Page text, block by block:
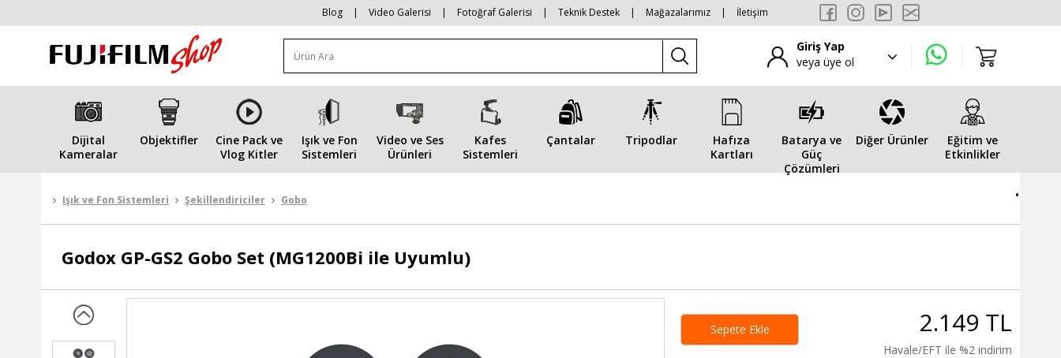
Blog | Video Galerisi | Fotoğraf Galerisi | Teknik Destek | Mağazalarımız | İletişim
Giriş Yap
veya üye ol
Dijital
Kameralar
Objektifler
Cine Pack ve
Vlog Kitler
Işık ve Fon
Sistemleri
Video ve Ses
Ürünleri
Kafes
Sistemleri
Çantalar Tripodlar
Hafıza
Kartları
Batarya ve
Güç
Çözümleri
Diğer Ürünler
Eğitim ve
Etkinlikler
.
Işık ve Fon Sistemleri Şekillendiriciler Gobo
Godox GP-GS2 Gobo Set (MG1200Bi ile Uyumlu)
Sepete Ekle 2.149 TL
Havale/EFT ile %2 indirim